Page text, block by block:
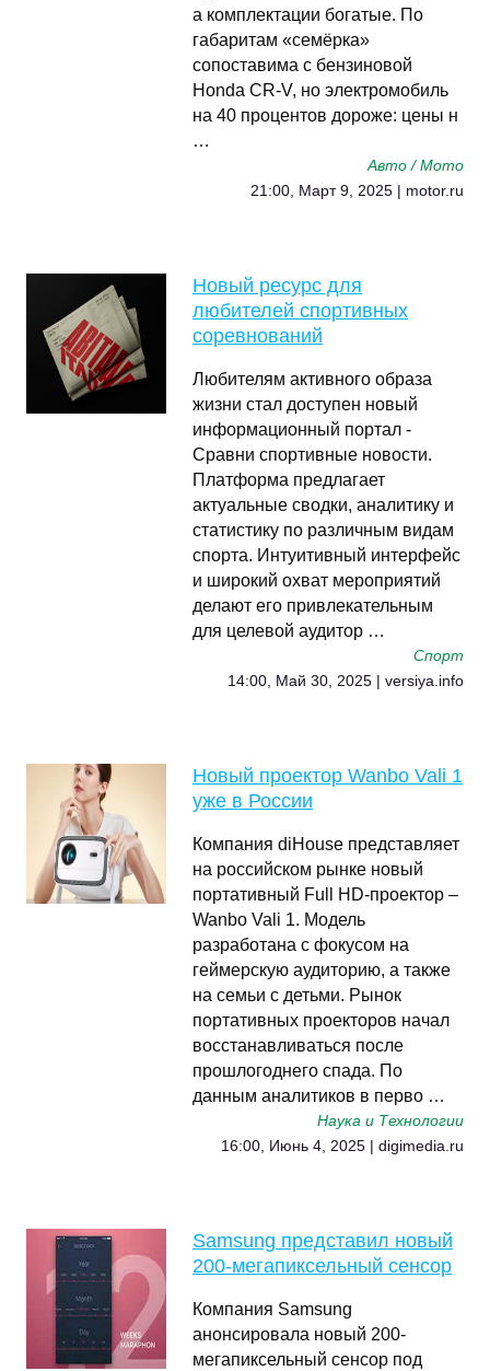
а комплектации богатые. По
габаритам «семёрка»
сопоставима с бензиновой
Honda CR-V, но электромобиль
на 40 процентов дороже: цены н
…
Авто / Мото
21:00, Март 9, 2025 | motor.ru
Новый ресурс для
любителей спортивных
соревнований
Любителям активного образа
жизни стал доступен новый
информационный портал -
Сравни спортивные новости.
Платформа предлагает
актуальные сводки, аналитику и
статистику по различным видам
спорта. Интуитивный интерфейс
и широкий охват мероприятий
делают его привлекательным
для целевой аудитор …
Спорт
14:00, Май 30, 2025 | versiya.info
Новый проектор Wanbo Vali 1
уже в России
Компания diHouse представляет
на российском рынке новый
портативный Full HD-проектор –
Wanbo Vali 1. Модель
разработана с фокусом на
геймерскую аудиторию, а также
на семьи с детьми. Рынок
портативных проекторов начал
восстанавливаться после
прошлогоднего спада. По
данным аналитиков в перво …
Наука и Технологии
16:00, Июнь 4, 2025 | digimedia.ru
Samsung представил новый
200-мегапиксельный сенсор
Компания Samsung
анонсировала новый 200-
мегапиксельный сенсор под